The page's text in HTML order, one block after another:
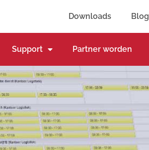
Downloads Blog
Support Partner worden